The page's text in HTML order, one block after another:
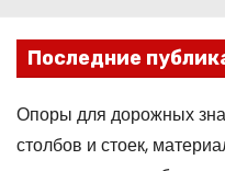
Последние
Опоры для дорожных
столбов и стоек,